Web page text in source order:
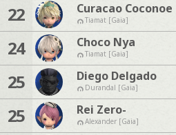
22 Curacao Coconoe
Tiamat [Gaia]
24 Choco Nya
Tiamat [Gaia]
25 Diego Delgado
Durandal [Gaia]
25 Rei Zero-
Alexander [Gaia]